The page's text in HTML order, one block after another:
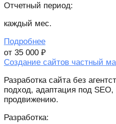
Отчетный период:
каждый мес.
Подробнее
от 35 000 ₽
Создание сайтов частный
Разработка сайта без
подход, адаптация под SEO,
продвижению.
Разработка: